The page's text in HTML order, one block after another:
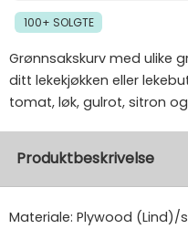
100+ SOLGTE
Grønnsakskurv med ulike
ditt lekekjøkken eller
tomat, løk, gulrot, sitron
Produktbeskrivelse
Materiale: Plywood (Lind)/